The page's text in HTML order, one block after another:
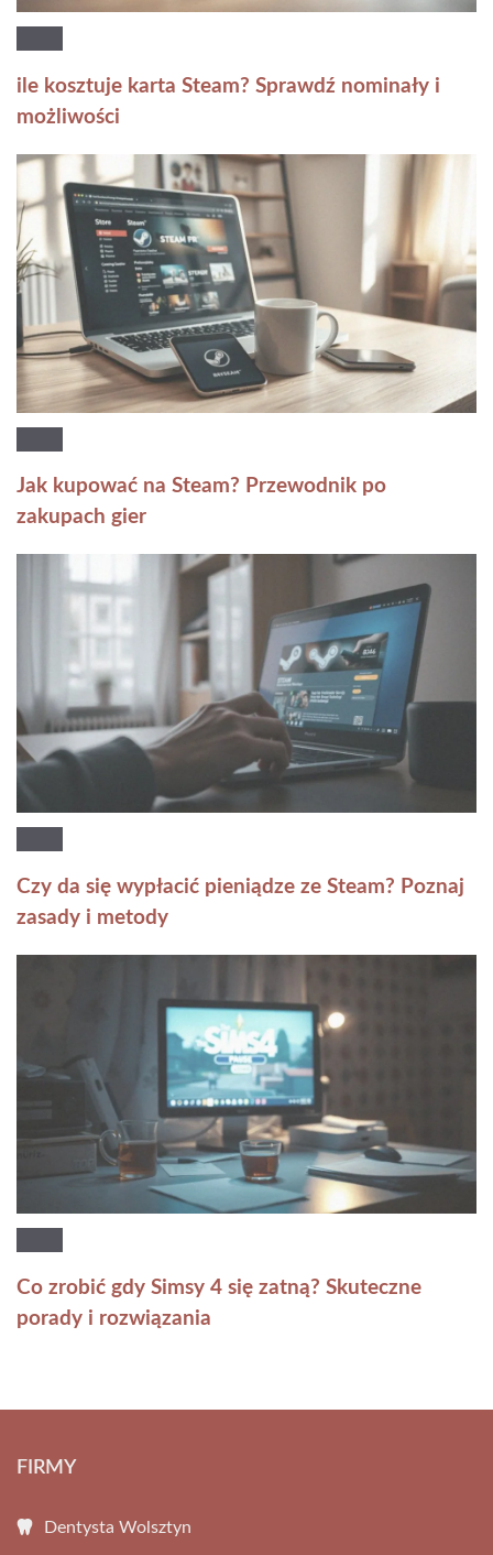
ile kosztuje karta Steam? Sprawdź nominały i
możliwości
Jak kupować na Steam? Przewodnik po
zakupach gier
Czy da się wypłacić pieniądze ze Steam? Poznaj
zasady i metody
Co zrobić gdy Simsy 4 się zatną? Skuteczne
porady i rozwiązania
FIRMY
Dentysta Wolsztyn